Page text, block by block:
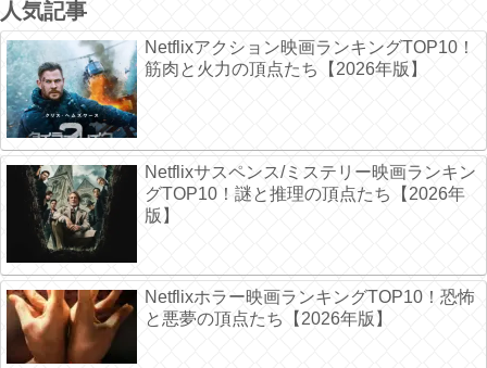
人気記事
Netflixアクション映画ランキングTOP10！
筋肉と火力の頂点たち【2026年版】
Netflixサスペンス/ミステリー映画ランキン
グTOP10！謎と推理の頂点たち【2026年
版】
Netflixホラー映画ランキングTOP10！恐怖
と悪夢の頂点たち【2026年版】